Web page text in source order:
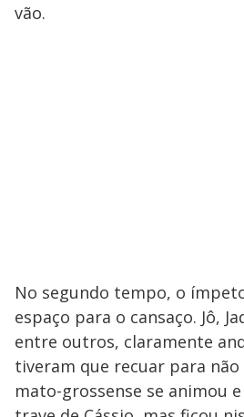
vão.
No segundo tempo, o
espaço para o cansaço. Jô,
entre outros, claramente
tiveram que recuar para
mato-grossense se animou